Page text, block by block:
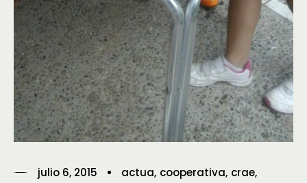
julio 6, 2015 actua cooperativa crae